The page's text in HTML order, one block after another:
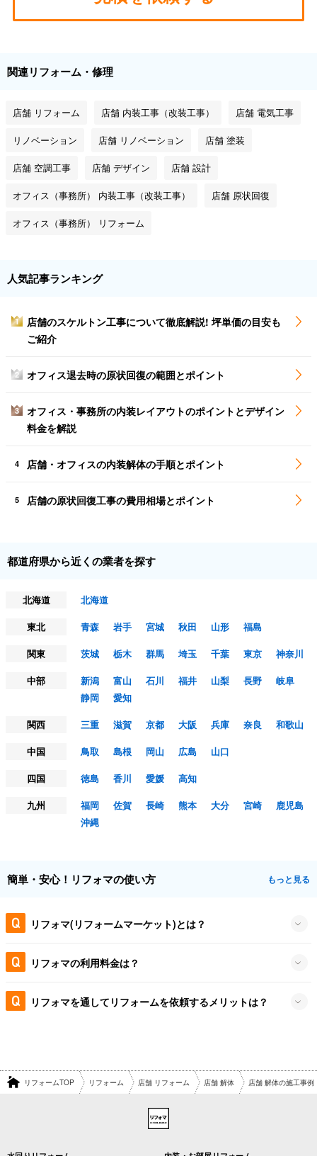
関連リフォーム・修理
店舗 リフォーム 店舗 内装工事（改装工事） 店舗 電気工事
リノベーション 店舗 リノベーション 店舗 塗装
店舗 空調工事 店舗 デザイン 店舗 設計
オフィス（事務所） 内装工事（改装工事） 店舗 原状回復
オフィス（事務所） リフォーム
人気記事ランキング
1
店舗のスケルトン工事について徹底解説! 坪単価の目安も
ご紹介
2 オフィス退去時の原状回復の範囲とポイント
3
オフィス・事務所の内装レイアウトのポイントとデザイン
料金を解説
4 店舗・オフィスの内装解体の手順とポイント
5 店舗の原状回復工事の費用相場とポイント
都道府県から近くの業者を探す
北海道
北海道
東北
青森 岩手 宮城 秋田 山形
福島
関東
茨城 栃木 群馬 埼玉 千葉 東京
神奈川
中部
新潟 富山 石川 福井 山梨 長野
岐阜
静岡
愛知
関西
三重 滋賀 京都 大阪 兵庫 奈良
和歌山
中国
鳥取 島根 岡山 広島
山口
四国
徳島 香川 愛媛
高知
九州
福岡 佐賀 長崎 熊本 大分 宮崎
鹿児島
沖縄
簡単・安心！リフォマの使い方 もっと見る
リフォマ(リフォームマーケット)とは？
リフォマの利用料金は？
リフォマを通してリフォームを依頼するメリットは？
リフォームTOP リフォーム 店舗 リフォーム 店舗 解体 店舗 解体の施工事例